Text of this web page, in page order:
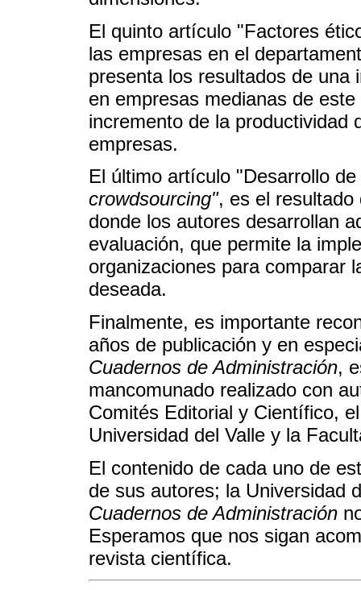
El quinto artículo "Factores
las empresas en el
presenta los resultados de una
en empresas medianas de
incremento de la productividad
empresas.
El último artículo "Desarrollo
crowdsourcing", es el resultado
donde los autores desarrollan
evaluación, que permite la
organizaciones para comparar
deseada.
Finalmente, es importante
años de publicación y en
Cuadernos de Administración,
mancomunado realizado con
Comités Editorial y Científico,
Universidad del Valle y la
El contenido de cada uno de
de sus autores; la Universidad
Cuadernos de Administración
Esperamos que nos sigan
revista científica.